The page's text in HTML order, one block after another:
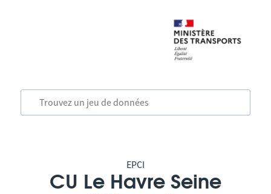
EPCI
CU Le Havre Seine